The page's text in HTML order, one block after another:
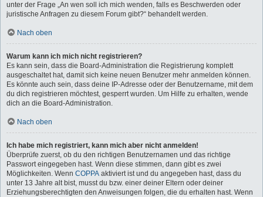
unter der Frage „An wen soll ich mich wenden, falls es Beschwerden oder
juristische Anfragen zu diesem Forum gibt?“ behandelt werden.
Nach oben
Warum kann ich mich nicht registrieren?
Es kann sein, dass die Board-Administration die Registrierung komplett
ausgeschaltet hat, damit sich keine neuen Benutzer mehr anmelden können.
Es könnte auch sein, dass deine IP-Adresse oder der Benutzername, mit dem
du dich registrieren möchtest, gesperrt wurden. Um Hilfe zu erhalten, wende
dich an die Board-Administration.
Nach oben
Ich habe mich registriert, kann mich aber nicht anmelden!
Überprüfe zuerst, ob du den richtigen Benutzernamen und das richtige
Passwort eingegeben hast. Wenn diese stimmen, dann gibt es zwei
Möglichkeiten. Wenn COPPA aktiviert ist und du angegeben hast, dass du
unter 13 Jahre alt bist, musst du bzw. einer deiner Eltern oder deiner
Erziehungsberechtigten den Anweisungen folgen, die du erhalten hast. Wenn